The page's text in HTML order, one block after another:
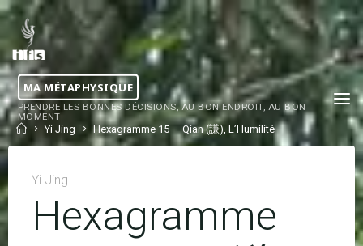
Skip
content
MA MÉTAPHYSIQUE
PRENDRE LES BONNES DÉCISIONS, AU BON ENDROIT, AU BON
MOMENT
HomeYi Jing Hexagramme 15 — Qian (謙), L’Humilité
Yi Jing
Hexagramme